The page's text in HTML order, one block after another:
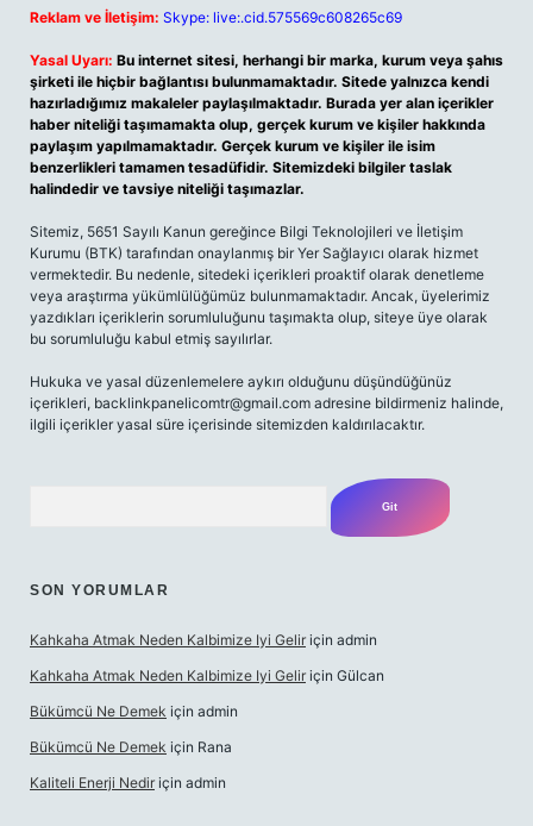
Reklam ve İletişim: Skype: live:.cid.575569c608265c69
Yasal Uyarı: Bu internet sitesi, herhangi bir marka, kurum veya şahıs
şirketi ile hiçbir bağlantısı bulunmamaktadır. Sitede yalnızca kendi
hazırladığımız makaleler paylaşılmaktadır. Burada yer alan içerikler
haber niteliği taşımamakta olup, gerçek kurum ve kişiler hakkında
paylaşım yapılmamaktadır. Gerçek kurum ve kişiler ile isim
benzerlikleri tamamen tesadüfidir. Sitemizdeki bilgiler taslak
halindedir ve tavsiye niteliği taşımazlar.
Sitemiz, 5651 Sayılı Kanun gereğince Bilgi Teknolojileri ve İletişim
Kurumu (BTK) tarafından onaylanmış bir Yer Sağlayıcı olarak hizmet
vermektedir. Bu nedenle, sitedeki içerikleri proaktif olarak denetleme
veya araştırma yükümlülüğümüz bulunmamaktadır. Ancak, üyelerimiz
yazdıkları içeriklerin sorumluluğunu taşımakta olup, siteye üye olarak
bu sorumluluğu kabul etmiş sayılırlar.
Hukuka ve yasal düzenlemelere aykırı olduğunu düşündüğünüz
içerikleri, backlinkpanelicomtr@gmail.com adresine bildirmeniz halinde,
ilgili içerikler yasal süre içerisinde sitemizden kaldırılacaktır.
SON YORUMLAR
Kahkaha Atmak Neden Kalbimize Iyi Gelir için admin
Kahkaha Atmak Neden Kalbimize Iyi Gelir için Gülcan
Bükümcü Ne Demek için admin
Bükümcü Ne Demek için Rana
Kaliteli Enerji Nedir için admin